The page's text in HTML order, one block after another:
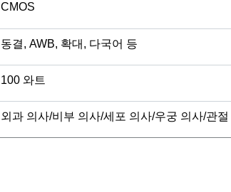
CMOS
동결, AWB, 확대, 다국어 등
100 와트
외과 의사/비부 의사/세포 의사/우궁 의사/관절